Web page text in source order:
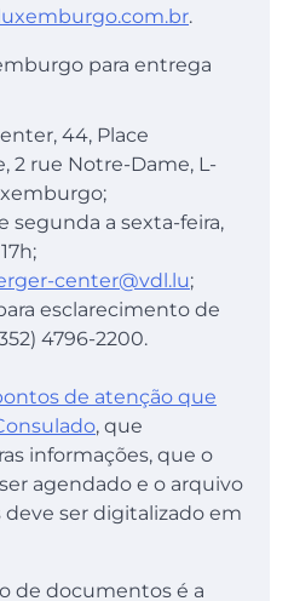
.
para entrega
44, Place
2 rue Notre-Dame, L-
segunda a sexta-feira,
center@vdl.lu;
esclarecimento de
4796-2200.
de atenção que
, que
informações, que o
agendado e o arquivo
ser digitalizado em
de documentos é a